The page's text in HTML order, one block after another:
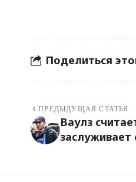
Поделиться
ПРЕДЫДУЩАЯ СТАТЬЯ
Ваулз
заслуживает